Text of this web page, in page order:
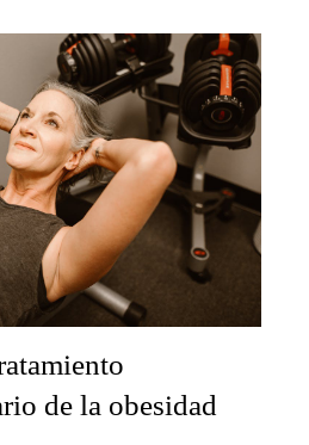
de la obesidad